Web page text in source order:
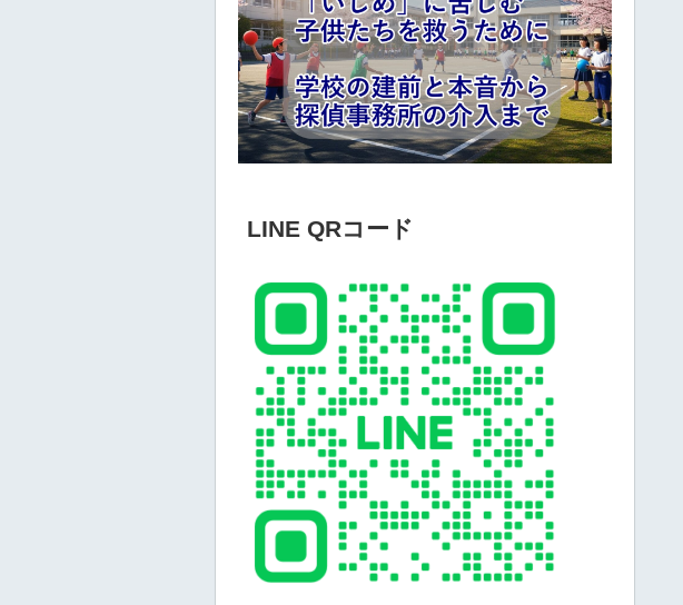
LINE QRコード